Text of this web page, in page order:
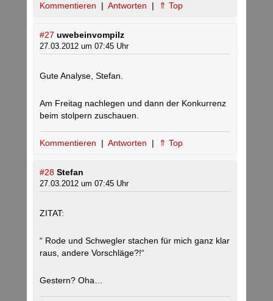
Kommentieren | Antworten | ⇑ Top
#27 uwebeinvompilz
27.03.2012 um 07:45 Uhr
Gute Analyse, Stefan.
Am Freitag nachlegen und dann der Konkurrenz
beim stolpern zuschauen.
Kommentieren | Antworten | ⇑ Top
#28 Stefan
27.03.2012 um 07:45 Uhr
ZITAT:
“ Rode und Schwegler stachen für mich ganz klar
raus, andere Vorschläge?!“
Gestern? Oha…